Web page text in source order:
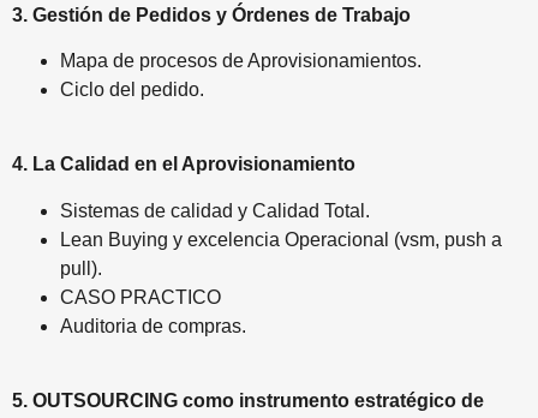
3. Gestión de Pedidos y Órdenes de Trabajo
Mapa de procesos de Aprovisionamientos.
Ciclo del pedido.
4. La Calidad en el Aprovisionamiento
Sistemas de calidad y Calidad Total.
Lean Buying y excelencia Operacional (vsm, push a
pull).
CASO PRACTICO
Auditoria de compras.
5. OUTSOURCING como instrumento estratégico de